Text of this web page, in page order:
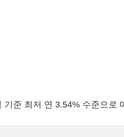
준 최저 연 3.54% 수준으로